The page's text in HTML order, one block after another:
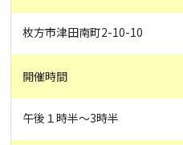
枚方市津田南町2-10-10
開催時間
午後１時半〜3時半